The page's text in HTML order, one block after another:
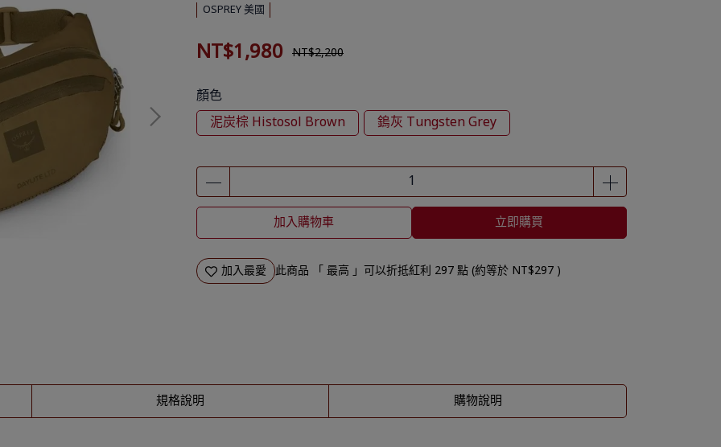
OSPREY 美國
NT$1,980 NT$2,200
顏色
泥炭棕 Histosol Brown
鎢灰 Tungsten Grey
加入購物車 立即購買
加入最愛 此商品 「 最高 」可以折抵紅利 297 點 (約等於 NT$297 )
規格說明 購物說明